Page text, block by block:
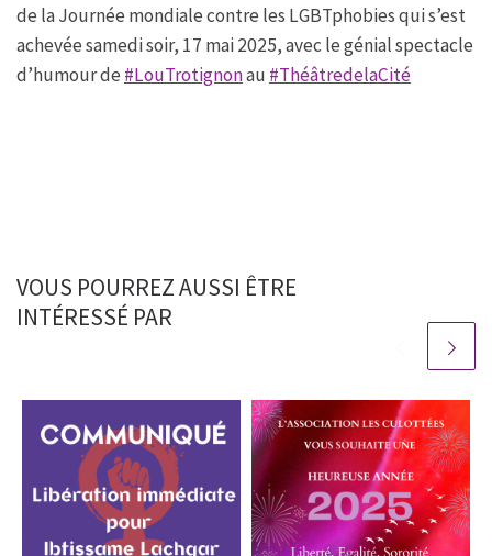
de la Journée mondiale contre les LGBTphobies qui s’est
achevée samedi soir, 17 mai 2025, avec le génial spectacle
d’humour de#LouTrotignonau #ThéâtredelaCité
VOUS POURREZ AUSSI ÊTRE
INTÉRESSÉ PAR